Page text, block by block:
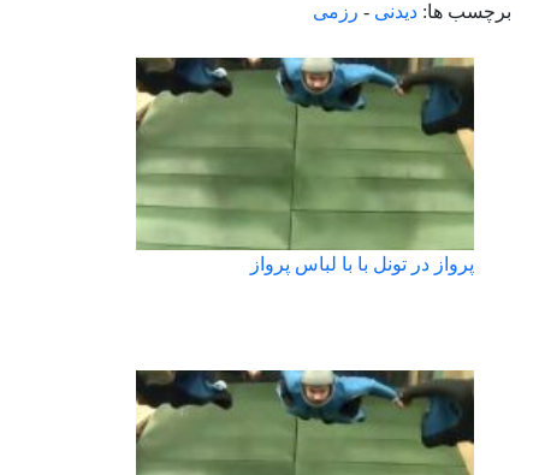
برچسب ها: دیدنی - رزمی
پرواز در تونل با با لباس پرواز